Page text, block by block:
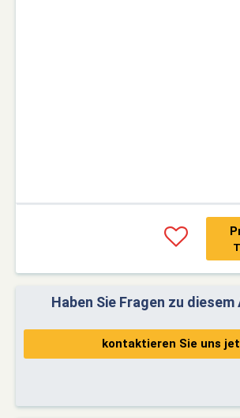
Haben Sie Fragen zu
kontaktieren Sie uns